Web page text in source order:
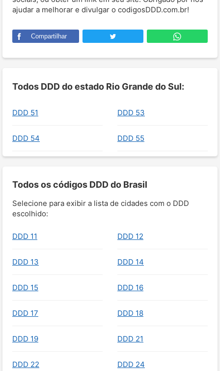
ajudar a melhorar e divulgar o codigosDDD.com.br!
Compartilhar
Todos DDD do estado Rio Grande do Sul:
DDD 51 DDD 53
DDD 54 DDD 55
Todos os códigos DDD do Brasil
Selecione para exibir a lista de cidades com o DDD
escolhido:
DDD 11 DDD 12
DDD 13 DDD 14
DDD 15 DDD 16
DDD 17 DDD 18
DDD 19 DDD 21
DDD 22 DDD 24